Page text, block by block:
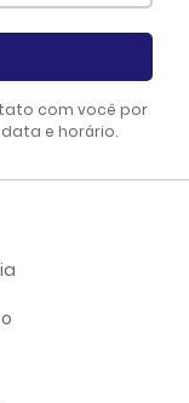
com você por
e horário.